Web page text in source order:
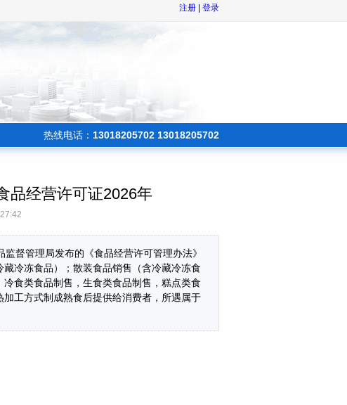
注册 登录
热线电话： 13018205702 13018205702
品经营许可证2026年
督管理局发布的《食品经营许可管理办法》
冷冻食品）；散装食品销售（含冷藏冷冻食
食类食品制售，生食类食品制售，糕点类食
工方式制成熟食后提供给消费者，所遇属于